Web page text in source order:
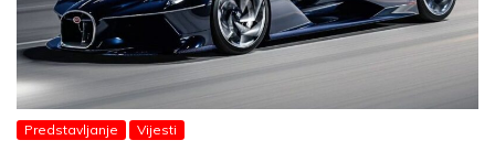
Predstavljanje Vijesti